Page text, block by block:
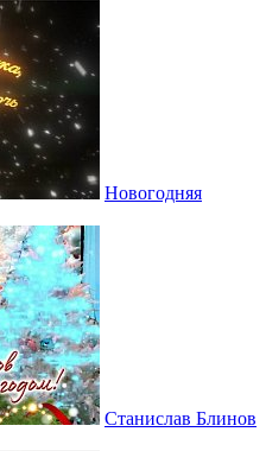
Новогодняя
Станислав Блинов